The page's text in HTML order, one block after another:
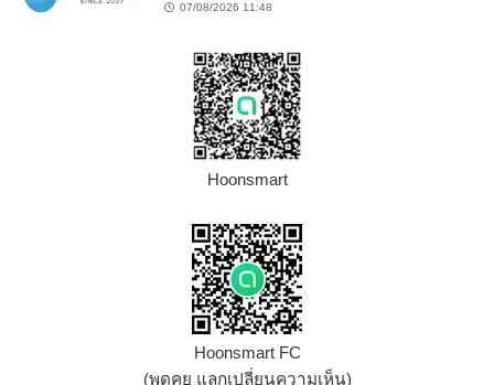
07/08/2026 11:48
Hoonsmart
Hoonsmart FC
(พูดคุย แลกเปลี่ยนความเห็น)